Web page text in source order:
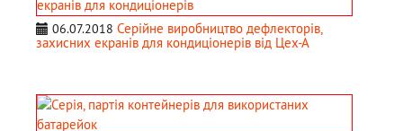
06.07.2018 Серійне виробництво дефлекторів,
захисних екранів для кондиціонерів від Цех-А